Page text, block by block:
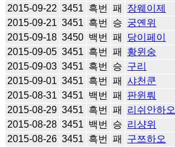
2015-09-22 3451 흑번 패 장웨이제
2015-09-21 3451 흑번 승 궁옌위
2015-09-18 3450 백번 패 당이페이
2015-09-05 3451 흑번 패 황윈숭
2015-09-03 3451 흑번 승 구리
2015-09-01 3451 흑번 패 샤천쿤
2015-08-31 3451 백번 패 판윈뤄
2015-08-29 3451 흑번 패 리쉬안하오
2015-08-28 3451 백번 승 리샹위
2015-08-26 3451 흑번 패 구쯔하오